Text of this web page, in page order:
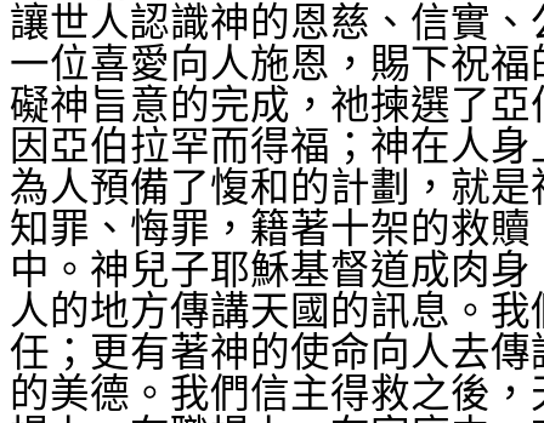
讓世人認識神的恩慈、信實
一位喜愛向人施恩，賜下祝
礙神旨意的完成，祂揀選了
因亞伯拉罕而得福；神在人
為人預備了愎和的計劃，就
知罪、悔罪，籍著十架的救
中。神兒子耶穌基督道成肉
人的地方傳講天國的訊息。
任；更有著神的使命向人去
的美德。我們信主得救之後